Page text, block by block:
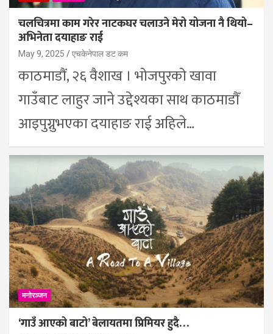
चलचित्रमा काम गरेर नाटकघर चलाउने मेरो योजना नै थियो–
अभिनेता दयाहाङ राई
May 9, 2025 एचकेनेपाल डट कम
काठमाडौं, २६ वैशाख । भोजपुरको खावा
गाउँबाट लाहुर जाने उद्देश्यका साथ काठमाडौँ
आइपुग्नुभएका दयाहाङ राई अहिले…
मनोरञ्जन
‘गाउँ आएको बाटो’ बेलायतमा प्रिमियर हुदै…